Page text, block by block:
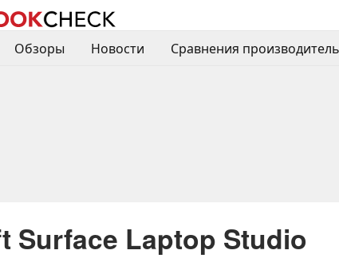
Обзоры Новости Сравнения
Surface Laptop Studio